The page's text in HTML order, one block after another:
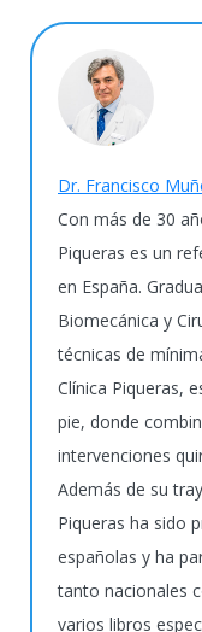
Dr. Francisco
Con más de 30
Piqueras es un
en España.
Biomecánica y
técnicas de
Clínica Piqueras,
pie, donde
intervenciones
Además de su
Piqueras ha sido
españolas y ha
tanto nacionales
varios libros